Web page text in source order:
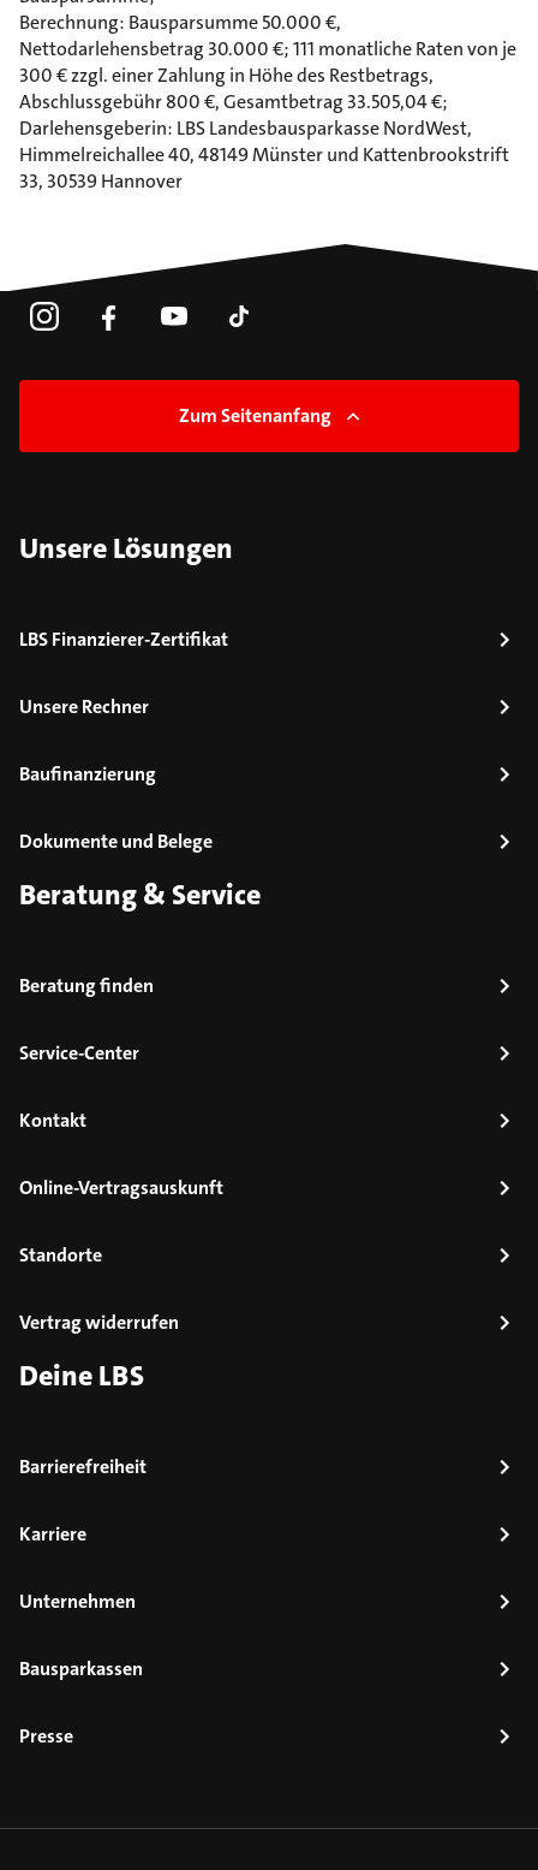
Berechnung: Bausparsumme 50.000 €,
Nettodarlehensbetrag 30.000 €; 111 monatliche Raten von je
300 € zzgl. einer Zahlung in Höhe des Restbetrags,
Abschlussgebühr 800 €, Gesamtbetrag 33.505,04 €;
Darlehensgeberin: LBS Landesbausparkasse NordWest,
Himmelreichallee 40, 48149 Münster und Kattenbrookstrift
33, 30539 Hannover
Zum Seitenanfang
Unsere Lösungen
LBS Finanzierer-Zertifikat
Unsere Rechner
Baufinanzierung
Dokumente und Belege
Beratung & Service
Beratung finden
Service-Center
Kontakt
Online-Vertragsauskunft
Standorte
Vertrag widerrufen
Deine LBS
Barrierefreiheit
Karriere
Unternehmen
Bausparkassen
Presse